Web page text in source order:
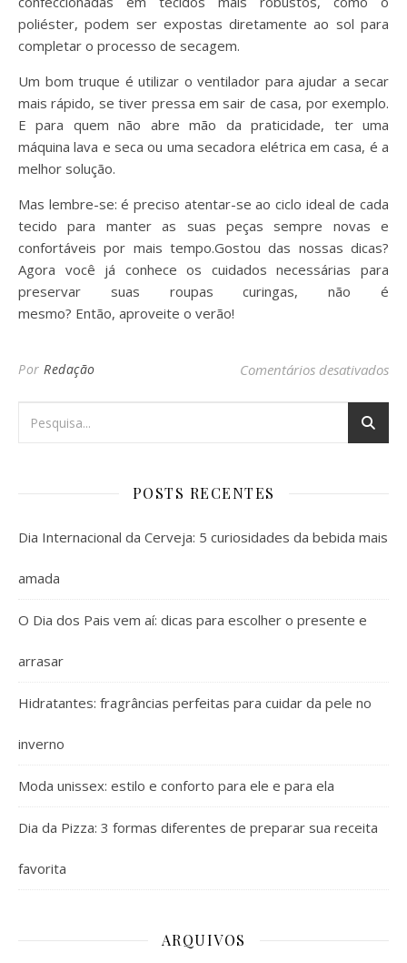
poliéster, podem ser expostas diretamente ao sol para
completar o processo de secagem.
Um bom truque é utilizar o ventilador para ajudar a secar
mais rápido, se tiver pressa em sair de casa, por exemplo.
E para quem não abre mão da praticidade, ter uma
máquina lava e seca ou uma secadora elétrica em casa, é a
melhor solução.
Mas lembre-se: é preciso atentar-se ao ciclo ideal de cada
tecido para manter as suas peças sempre novas e
confortáveis por mais tempo.Gostou das nossas dicas?
Agora você já conhece os cuidados necessárias para
preservar suas roupas curingas, não é
mesmo? Então, aproveite o verão!
Por Redação Comentários desativados
POSTS RECENTES
Dia Internacional da Cerveja: 5 curiosidades da bebida mais
amada
O Dia dos Pais vem aí: dicas para escolher o presente e
arrasar
Hidratantes: fragrâncias perfeitas para cuidar da pele no
inverno
Moda unissex: estilo e conforto para ele e para ela
Dia da Pizza: 3 formas diferentes de preparar sua receita
favorita
ARQUIVOS